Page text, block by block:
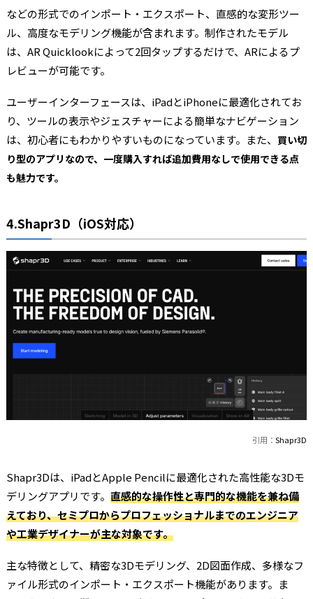
などの形式でのインポート・エクスポート、直感的な変形ツー
ル、高度なモデリング機能が含まれます。制作されたモデル
は、AR Quicklookによって2回タップするだけで、ARによるプ
レビューが可能です。
ユーザーインターフェースは、iPadとiPhoneに最適化されてお
り、ツールの表示やジェスチャーによる簡単なナビゲーション
は、初心者にもわかりやすいものになっています。また、 買い切
り型のアプリなので、一度購入すれば追加費用なしで使用できる点
も魅力です。
4.Shapr3D（iOS対応）
引用：Shapr3D
Shapr3Dは、iPadとApple Pencilに最適化された高性能な3Dモ
デリングアプリです。 直感的な操作性と専門的な機能を兼ね備
えており、セミプロからプロフェッショナルまでのエンジニア
や工業デザイナーが主な対象です。
主な特徴として、精密な3Dモデリング、2D図面作成、多様なフ
ァイル形式のインポート・エクスポート機能があります。ま